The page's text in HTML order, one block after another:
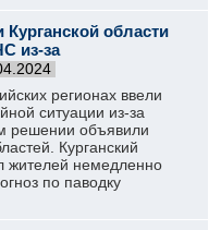
области
из-за
регионах ввели
ситуации из-за
решении объявили
Курганский
жителей немедленно
по паводку